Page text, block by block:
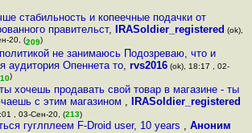
стабильность и копеечные подачки от
правительст, IRASoldier_registered (ok),
20, (209)
не занимаюсь Подозреваю, что и
аудитория Опеннета то, rvs2016(ok), 18:17 , 02-
)
хочешь продавать свой товар в магазине - ты
с этим магазином , IRASoldier_registered
, 03-Сен-20, (213)
гуглплеем F-Droid user, 10 years , Аноним